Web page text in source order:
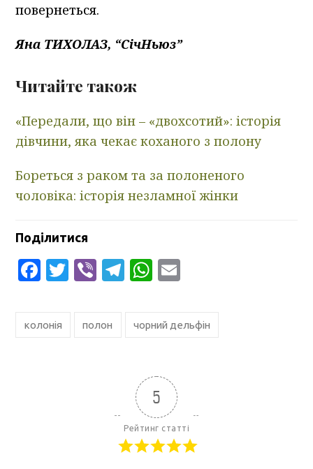
повернеться.
Яна ТИХОЛАЗ, “СічНьюз”
Читайте також
«Передали, що він – «двохсотий»: історія
дівчини, яка чекає коханого з полону
Бореться з раком та за полоненого
чоловіка: історія незламної жінки
Поділитися
Facebook
Twitter
ViberTelegram
WhatsApp
колонія полон чорний дельфін
5
Рейтинг статті